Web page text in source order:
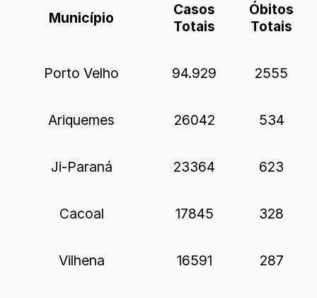
Município
Casos
Totais
Óbitos
Totais
Porto Velho 94.929 2555
Ariquemes 26042 534
Ji-Paraná 23364 623
Cacoal 17845 328
Vilhena 16591 287